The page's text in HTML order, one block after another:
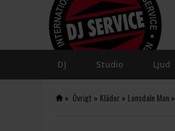
DJ Studio Ljud
» Övrigt » Kläder» Lonsdale Man»